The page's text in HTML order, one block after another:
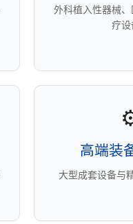
外科植入性器械
疗
高端装
大型成套设备与